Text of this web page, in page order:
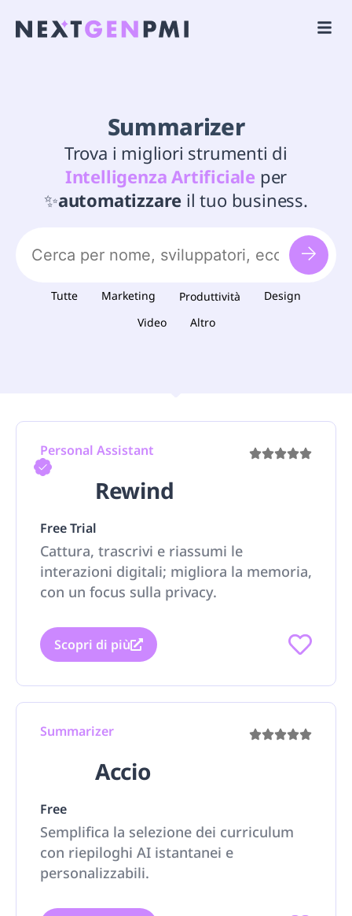
Summarizer
Trova i migliori strumenti di
Intelligenza Artificiale per
✨automatizzare il tuo business.
Tutte Marketing Produttività
Design
Video
Altro
Personal Assistant
Rewind
Free Trial
Cattura, trascrivi e riassumi le
interazioni digitali; migliora la memoria,
con un focus sulla privacy.
Scopri di più
Summarizer
Accio
Free
Semplifica la selezione dei curriculum
con riepiloghi AI istantanei e
personalizzabili.